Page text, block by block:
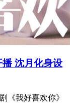
播 沈月化身设
我好喜欢你》